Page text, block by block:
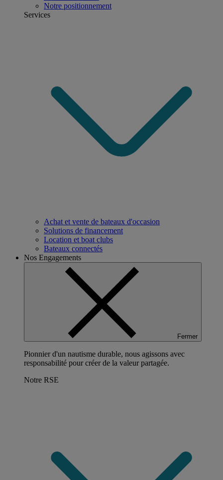
Notre positionnement
Services
Achat et vente de bateaux d'occasion
Solutions de financement
Location et boat clubs
Bateaux connectés
Nos Engagements
Fermer
Pionnier d'un nautisme durable, nous agissons avec
responsabilité pour créer de la valeur partagée.
Notre RSE